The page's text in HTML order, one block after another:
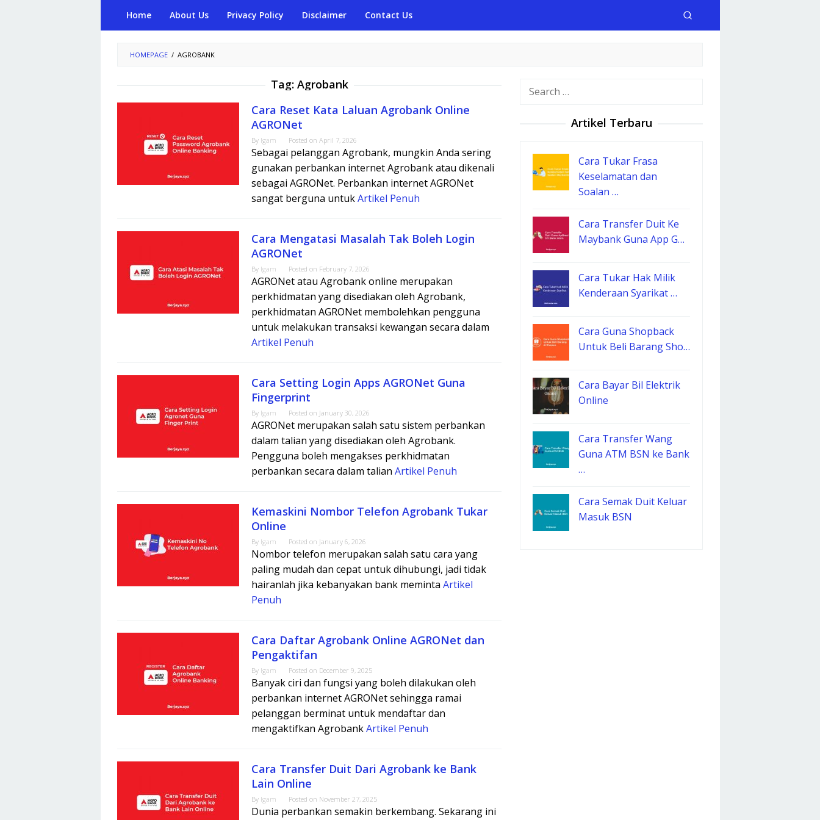
Home About Us Privacy Policy Disclaimer Contact Us
HOMEPAGE / AGROBANK
Tag: Agrobank
Cara Reset Kata Laluan Agrobank Online
AGRONet
By Igam Posted on April 7, 2026
Sebagai pelanggan Agrobank, mungkin Anda sering
gunakan perbankan internet Agrobank atau dikenali
sebagai AGRONet. Perbankan internet AGRONet
sangat berguna untukArtikel Penuh
Cara Mengatasi Masalah Tak Boleh Login
AGRONet
By Igam Posted on February 7, 2026
AGRONet atau Agrobank online merupakan
perkhidmatan yang disediakan oleh Agrobank,
perkhidmatan AGRONet membolehkan pengguna
untuk melakukan transaksi kewangan secara dalam
Artikel Penuh
Cara Setting Login Apps AGRONet Guna
Fingerprint
By Igam Posted on January 30, 2026
AGRONet merupakan salah satu sistem perbankan
dalam talian yang disediakan oleh Agrobank.
Pengguna boleh mengakses perkhidmatan
perbankan secara dalam talian Artikel Penuh
Kemaskini Nombor Telefon Agrobank Tukar
Online
By Igam Posted on January 6, 2026
Nombor telefon merupakan salah satu cara yang
paling mudah dan cepat untuk dihubungi, jadi tidak
hairanlah jika kebanyakan bank meminta Artikel
Penuh
Cara Daftar Agrobank Online AGRONet dan
Pengaktifan
By Igam Posted on December 9, 2025
Banyak ciri dan fungsi yang boleh dilakukan oleh
perbankan internet AGRONet sehingga ramai
pelanggan berminat untuk mendaftar dan
mengaktifkan AgrobankArtikel Penuh
Cara Transfer Duit Dari Agrobank ke Bank
Lain Online
By Igam Posted on November 27, 2025
Dunia perbankan semakin berkembang. Sekarang ini
Search
Artikel Terbaru
Cara Tukar Frasa
Keselamatan dan
Soalan …
Cara Transfer Duit Ke
Maybank Guna App G…
Cara Tukar Hak Milik
Kenderaan Syarikat …
Cara Guna Shopback
Untuk Beli Barang Sho…
Cara Bayar Bil Elektrik
Online
Cara Transfer Wang
Guna ATM BSN ke Bank
…
Cara Semak Duit Keluar
Masuk BSN